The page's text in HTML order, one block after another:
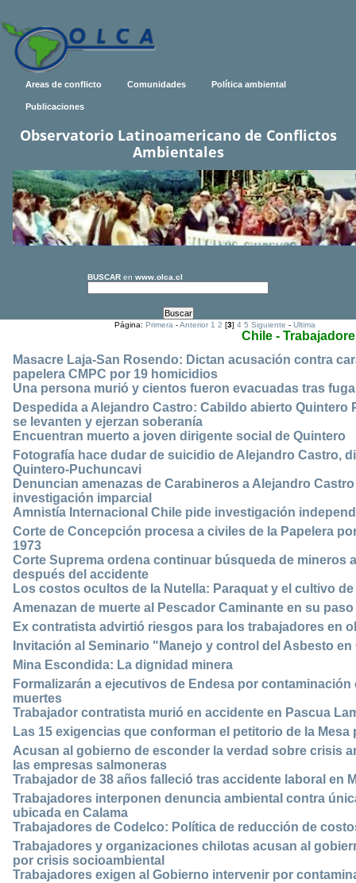
Areas de conflicto Comunidades Política ambiental
Publicaciones
Observatorio Latinoamericano de Conflictos
Ambientales
BUSCAR en www.olca.cl
Página:Primera -Anterior 1 2 [3]4 5 Siguiente -Ultima
Chile -
Masacre Laja-San Rosendo: Dictan acusación contra
papelera CMPC por 19 homicidios
Una persona murió y cientos fueron evacuadas tras
Despedida a Alejandro Castro: Cabildo abierto
se levanten y ejerzan soberanía
Encuentran muerto a joven dirigente social de Quintero
Fotografía hace dudar de suicidio de Alejandro Castro,
Quintero-Puchuncavi
Denuncian amenazas de Carabineros a Alejandro
investigación imparcial
Amnistía Internacional Chile pide investigación
Corte de Concepción procesa a civiles de la Papelera
1973
Corte Suprema ordena continuar búsqueda de mineros
después del accidente
Los costos ocultos de la Nutella: Paraquat y el cultivo
Amenazan de muerte al Pescador Caminante en su
Ex contratista advirtió riesgos para los trabajadores en
Invitación al Seminario "Manejo y control del Asbesto
Mina Escondida: La dignidad minera
Formalizarán a ejecutivos de Endesa por
muertes
Trabajador contratista murió en accidente en Pascua
Las 15 exigencias que conforman el petitorio de la
Acusan al gobierno de esconder la verdad sobre crisis
las empresas salmoneras
Trabajador de 38 años falleció tras accidente laboral en
Trabajadores interponen denuncia ambiental contra
ubicada en Calama
Trabajadores de Codelco: Política de reducción de
Trabajadores y organizaciones chilotas acusan al
por crisis socioambiental
Trabajadores exigen al Gobierno intervenir por